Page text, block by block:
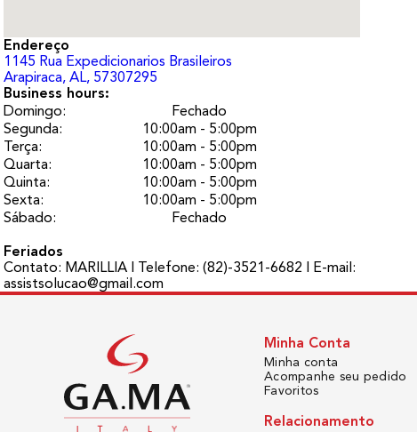
Endereço
1145 Rua Expedicionarios Brasileiros
Arapiraca, AL, 57307295
Business hours:
Domingo:
Fechado
Segunda:
10:00am - 5:00pm
Terça:
10:00am - 5:00pm
Quarta:
10:00am - 5:00pm
Quinta:
10:00am - 5:00pm
Sexta:
10:00am - 5:00pm
Sábado:
Fechado
Feriados
Contato: MARILLIA I Telefone: (82)-3521-6682 I E-mail:
assistsolucao@gmail.com
Minha Conta
Minha conta
Acompanhe seu pedido
Favoritos
Relacionamento